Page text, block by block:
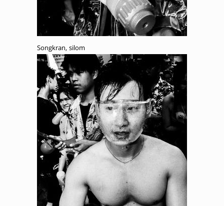
Songkran, silom